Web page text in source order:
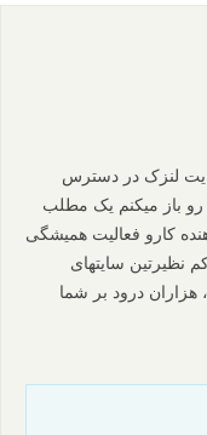
لنزک در دسترس
باز میکنم یک مطلب
کارو فعالیت همیشگى
نظیرتین سایتهاى
درود بر شما